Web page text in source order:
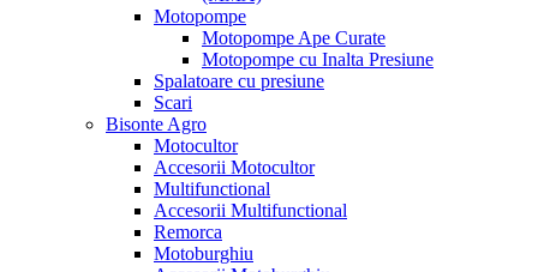
Motopompe
Motopompe Ape Curate
Motopompe cu Inalta Presiune
Spalatoare cu presiune
Scari
Bisonte Agro
Motocultor
Accesorii Motocultor
Multifunctional
Accesorii Multifunctional
Remorca
Motoburghiu